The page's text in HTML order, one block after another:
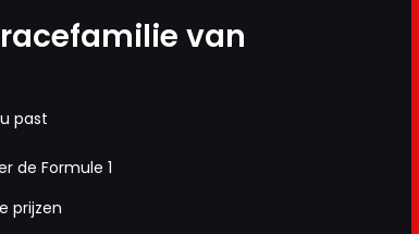
van
past
de Formule 1
prijzen